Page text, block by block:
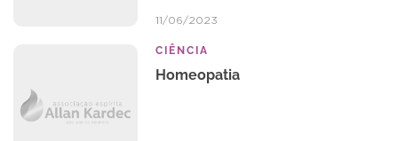
11/06/2023
CIÊNCIA
Homeopatia